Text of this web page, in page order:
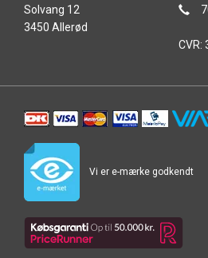
Solvang 12
3450 Allerød
CVR:
Vi er e-mærke godkendt